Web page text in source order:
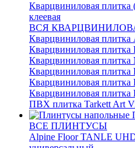
Кварцвиниловая
клеевая
ВСЯ
Кварцвиниловая
Кварцвиниловая плитка
Кварцвиниловая плитка
Кварцвиниловая плитка
Кварцвиниловая плитка
Кварцвиниловая плитка
ПВХ плитка Tarkett Art
ВСЕ ПЛИНТУСЫ
Alpine Floor TANLE